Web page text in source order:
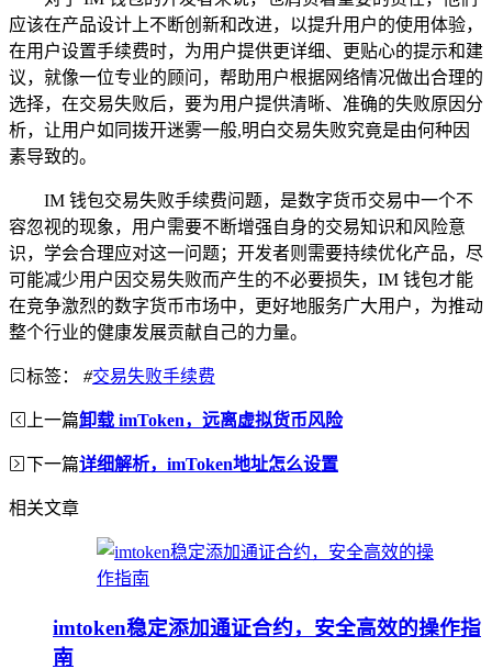
应该在产品设计上不断创新和改进，以提升用户的使用体验，
在用户设置手续费时，为用户提供更详细、更贴心的提示和建
议，就像一位专业的顾问，帮助用户根据网络情况做出合理的
选择，在交易失败后，要为用户提供清晰、准确的失败原因分
析，让用户如同拨开迷雾一般,明白交易失败究竟是由何种因
素导致的。
IM 钱包交易失败手续费问题，是数字货币交易中一个不
容忽视的现象，用户需要不断增强自身的交易知识和风险意
识，学会合理应对这一问题；开发者则需要持续优化产品，尽
可能减少用户因交易失败而产生的不必要损失，IM 钱包才能
在竞争激烈的数字货币市场中，更好地服务广大用户，为推动
整个行业的健康发展贡献自己的力量。
标签： #交易失败手续费
上一篇卸载 imToken，远离虚拟货币风险
下一篇详细解析，imToken地址怎么设置
相关文章
imtoken稳定添加通证合约，安全高效的操作指
南